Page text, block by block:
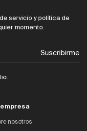
servicio y política de
momento.
Suscribirme
empresa
nosotros